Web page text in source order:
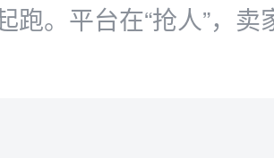
跑。平台在“抢人”，